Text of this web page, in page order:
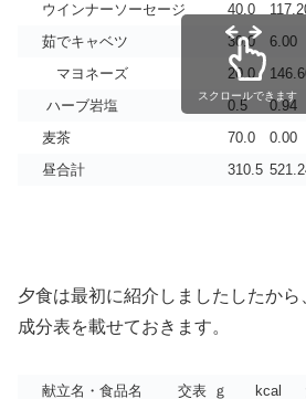
ウインナーソーセージ
40.0
茹でキャベツ
30.0 6.00
マヨネーズ
20.0
ハーブ岩塩
0.5 0.94
麦茶
70.0 0.00
昼合計
310.5
スクロールできます
夕食は最初に紹介しましたしたか
成分表を載せておきます。
献立名・食品名 交表 ｇ kcal